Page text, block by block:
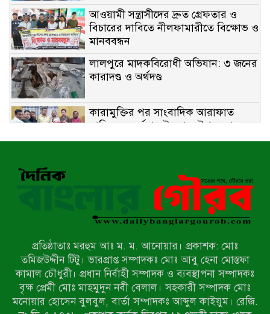
আওয়ামী সন্ত্রাসীদের দ্রুত গ্রেফতার ও
বিচারের দাবিতে নীলফামারীতে বিক্ষোভ ও
মানববন্ধন
লালপুরে মাদকবিরোধী অভিযান: ৩ জনের
কারাদণ্ড ও অর্থদণ্ড
কারামুক্তির পর সাংবাদিক আরাফাত
সানিকে সংবর্ধনা, টেকনাফ উপজেলা
প্রেসক্লাবের ফুলেল শুভেচ্ছা
মিয়ানমারের সীমান্তে স্থলমাইন বিস্ফোরণ:
উখিয়ার এক যুবকের পা বিচ্ছিন্ন
৭ম শ্রেণি পড়ুয়া কন্যাকে উত্ত্যক্ত করার
প্রতিবাদ করায় পিতাকে কু*পি*য়ে
জ*খ*ম…!!
জুলাই গণঅভ্যুত্থান দিবস-২০২৬ উপলক্ষে
প্রতিষ্ঠাতাঃ মরহুম আঃ ম. ম. আনোয়ার। প্রকাশক: মোঃ
তমিজউদ্দীন টিটু। ভারপ্রাপ্ত সম্পাদকঃ মোঃ আবু হেনা মোস্তফা
কামাল চৌধুরী। প্রধান নির্বাহী সম্পাদক ও ব্যবস্থাপনা সম্পাদকঃ
বৃক্ষ প্রেমী মোঃ মাহমুদুন নবী বেলাল। সহকারী সম্পাদক মোঃ
মনোয়ার হোসেন বুলবুল, বার্তা সম্পাদকঃ আব্দুল কাইয়ুম। রেজি.